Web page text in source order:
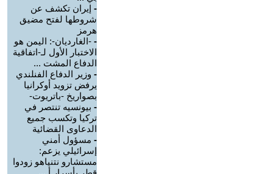
- إيران تكشف عن
شروطها لفتح مضيق
هرمز
- -الغارديان-: اليمن هو
الاختبار الأول لـ-اتفاقية
الدفاع المشت ...
- وزير الدفاع الفنلندي
يرفض تزويد أوكرانيا
بصواريخ -باتريوت-
- بيونسيه تنتصر في
تركيا وتكسب جميع
الدعاوى القضائية
- مسؤول أمني
إسرائيلي يزعم:
مستشارو نتنياهو زودوا